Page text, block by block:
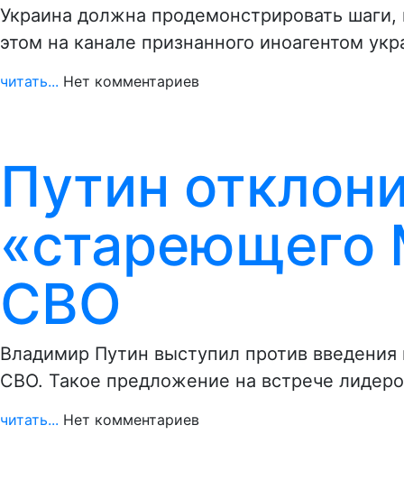
Украина должна продемонстрировать
этом на канале признанного иноагентом
читать... Нет комментариев
Путин
«стареющего
СВО
Владимир Путин выступил против введения
СВО. Такое предложение на встрече
читать... Нет комментариев